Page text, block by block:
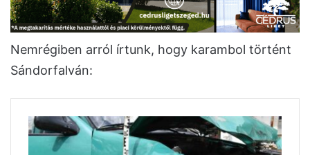
Nemrégiben arról írtunk, hogy karambol történt
Sándorfalván: